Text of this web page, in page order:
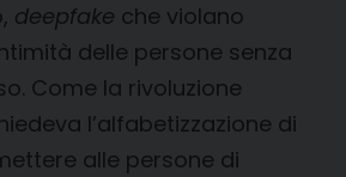
deepfake che violano
delle persone senza
Come la rivoluzione
l’alfabetizzazione di
alle persone di